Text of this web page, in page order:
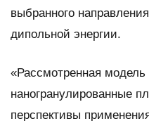
выбранного
дипольной энергии.
«Рассмотренная
наногранулированные
перспективы